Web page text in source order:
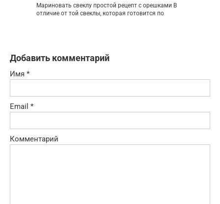
Мариновать свеклу простой рецепт с орешками В
отличие от той свеклы, которая готовится по
Добавить комментарий
Имя *
Email *
Комментарий